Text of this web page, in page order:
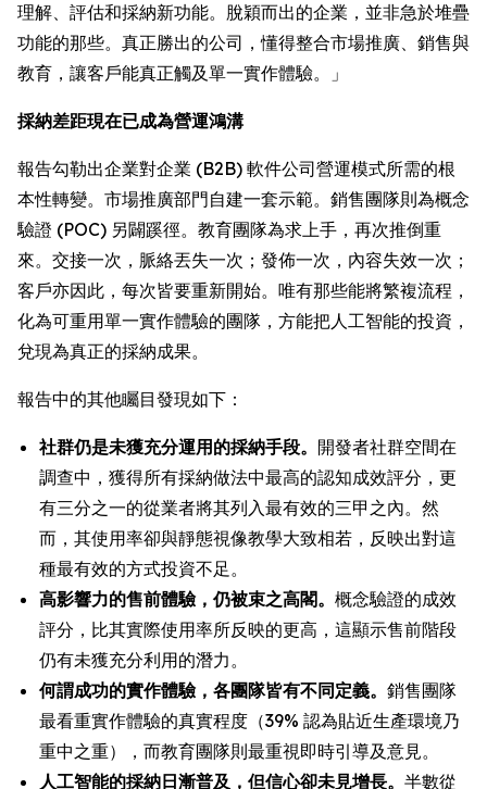
理解、評估和採納新功能。脫穎而出的企業，並非急於堆疊
功能的那些。真正勝出的公司，懂得整合市場推廣、銷售與
教育，讓客戶能真正觸及單一實作體驗。」
採納差距現在已成為營運鴻溝
報告勾勒出企業對企業 (B2B) 軟件公司營運模式所需的根
本性轉變。市場推廣部門自建一套示範。銷售團隊則為概念
驗證 (POC) 另闢蹊徑。教育團隊為求上手，再次推倒重
來。交接一次，脈絡丟失一次；發佈一次，內容失效一次；
客戶亦因此，每次皆要重新開始。唯有那些能將繁複流程，
化為可重用單一實作體驗的團隊，方能把人工智能的投資，
兌現為真正的採納成果。
報告中的其他矚目發現如下：
社群仍是未獲充分運用的採納手段。 開發者社群空間在
調查中，獲得所有採納做法中最高的認知成效評分，更
有三分之一的從業者將其列入最有效的三甲之內。然
而，其使用率卻與靜態視像教學大致相若，反映出對這
種最有效的方式投資不足。
高影響力的售前體驗，仍被束之高閣。 概念驗證的成效
評分，比其實際使用率所反映的更高，這顯示售前階段
仍有未獲充分利用的潛力。
何謂成功的實作體驗，各團隊皆有不同定義。 銷售團隊
最看重實作體驗的真實程度（39% 認為貼近生產環境乃
重中之重），而教育團隊則最重視即時引導及意見。
人工智能的採納日漸普及，但信心卻未見增長。 半數從